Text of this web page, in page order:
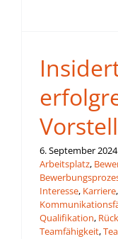
6. September 2024
Arbeitsplatz,
Interesse, Karriere,
Qualifikation,
Teamfähigkeit,